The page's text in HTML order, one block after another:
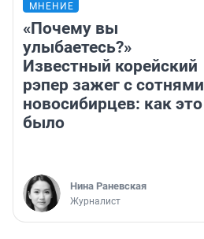
МНЕНИЕ
«Почему вы
улыбаетесь?»
Известный корейский
рэпер зажег с сотнями
новосибирцев: как это
было
Нина Раневская
Журналист